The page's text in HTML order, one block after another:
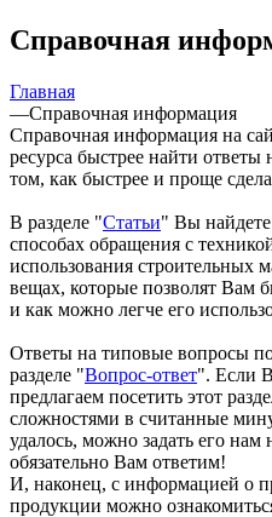
Справочная
Главная
—Справочная информация
Справочная информация на
ресурса быстрее найти
том, как быстрее и проще
В разделе "Статьи" Вы
способах обращения с
использования строительных
вещах, которые позволят Вам
и как можно легче его
Ответы на типовые вопросы
разделе "Вопрос-ответ". Если
предлагаем посетить этот
сложностями в считанные
удалось, можно задать его
обязательно Вам ответим!
И, наконец, с информацией о
продукции можно